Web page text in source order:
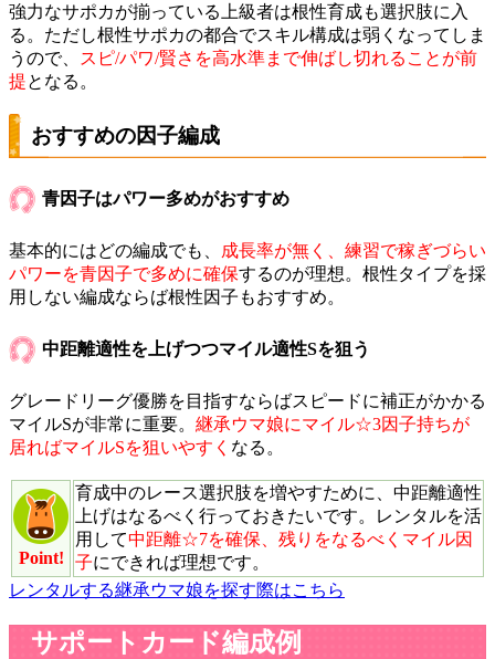
強力なサポカが揃っている上級者は根性育成も選択肢に入
る。ただし根性サポカの都合でスキル構成は弱くなってしま
うので、
スピ/パワ/賢さを高水準まで伸ばし切れることが前
提となる。
おすすめの因子編成
青因子はパワー多めがおすすめ
基本的にはどの編成でも、
成長率が無く、練習で稼ぎづらい
パワーを青因子で多めに確保するのが理想。根性タイプを採
用しない編成ならば根性因子もおすすめ。
中距離適性を上げつつマイル適性Sを狙う
グレードリーグ優勝を目指すならばスピードに補正がかかる
マイルSが非常に重要。 継承ウマ娘にマイル☆3因子持ちが
居ればマイルSを狙いやすく なる。
Point!
育成中のレース選択肢を増やすために、中距離適性
上げはなるべく行っておきたいです。レンタルを活
用して中距離☆7を確保、残りをなるべくマイル因
子にできれば理想です。
レンタルする継承ウマ娘を探す際はこちら
サポートカード編成例